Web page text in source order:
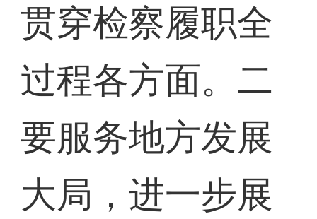
贯穿检察履职全
过程各方面。二
要服务地方发展
大局，进一步展